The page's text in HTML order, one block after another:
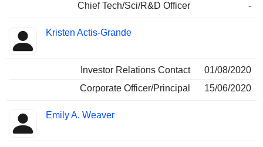
Chief Tech/Sci/R&D Officer -
Kristen Actis-Grande
Investor Relations Contact
01/08/2020
Corporate Officer/Principal
15/06/2020
Emily A. Weaver